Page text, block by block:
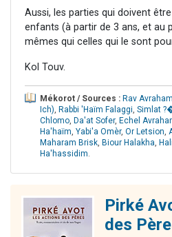
Aussi, les parties qui doivent
enfants (à partir de 3 ans, et au
mêmes qui celles qui le sont
Kol Touv.
Mékorot / Sources : Rav
Ich), Rabbi 'Haïm Falaggi, Simlat
Chlomo, Da'at Sofer, Echel
Ha'haïm, Yabi'a Omèr, Or Letsion,
Maharam Brisk, Biour Halakha,
Ha'hassidim.
Pirké
des